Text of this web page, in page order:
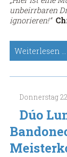
unbeirrbaren
ignorieren!“
Weiterlesen …
Dylan
Fowler
Melrose
(Schottland),
Gitarre
Donnerstag
Dúo